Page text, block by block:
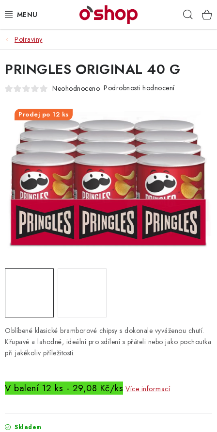
na
OSOBNÍ PÉČE
POTRAVINY
HRAČKY 🧸
DROGERIE
ZACHRAŇTE PRODUKTY
ZNAČKY
Doprava a platba
Obchodní podmínky
Podmínky ochrany osobních údajů
Servis a reklamace
Vrácení zboží
Potraviny
Oblíbené klasické bramborové chipsy s dokonale vyváženou chutí.
Křupavé a lahodné, ideální pro sdílení s přáteli nebo jako pochoutka
při jakékoliv příležitosti.
V balení 12 ks - 29,08 Kč/ks Více informací
Skladem
PRINGLES ORIGINAL 40 G
Neohodnoceno Podrobnosti hodnocení
Prodej po 12 ks